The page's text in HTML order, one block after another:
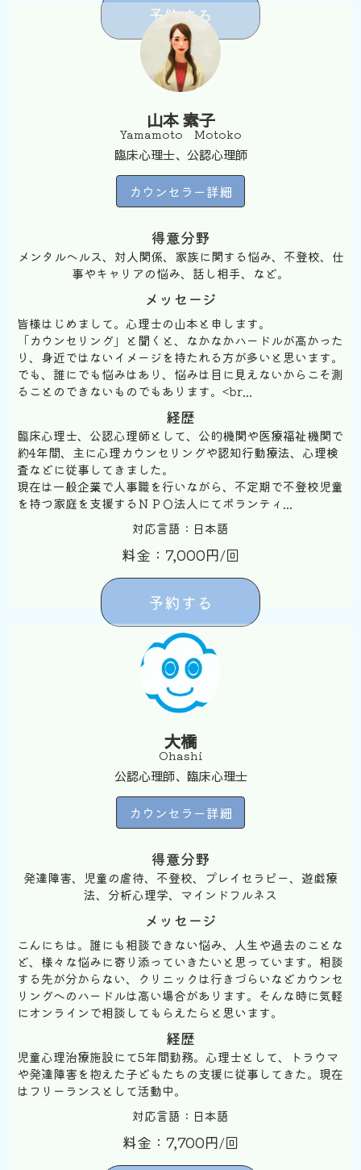
予約する
山本 素子
Yamamoto Motoko
臨床心理士、公認心理師
カウンセラー詳細
得意分野
メンタルヘルス、対人関係、家族に関する悩み、不登校、仕
事やキャリアの悩み、話し相手、など。
メッセージ
皆様はじめまして。心理士の山本と申します。
「カウンセリング」と聞くと、なかなかハードルが高かった
り、身近ではないイメージを持たれる方が多いと思います。
でも、誰にでも悩みはあり、悩みは目に見えないからこそ測
ることのできないものでもあります。<br...
経歴
臨床心理士、公認心理師として、公的機関や医療福祉機関で
約4年間、主に心理カウンセリングや認知行動療法、心理検
査などに従事してきました。
現在は一般企業で人事職を行いながら、不定期で不登校児童
を持つ家庭を支援するＮＰＯ法人にてボランティ...
対応言語：日本語
料金：7,000円/回
予約する
大橋
Ohashi
公認心理師、臨床心理士
カウンセラー詳細
得意分野
発達障害、児童の虐待、不登校、プレイセラピー、遊戯療
法、分析心理学、マインドフルネス
メッセージ
こんにちは。誰にも相談できない悩み、人生や過去のことな
ど、様々な悩みに寄り添っていきたいと思っています。相談
する先が分からない、クリニックは行きづらいなどカウンセ
リングへのハードルは高い場合があります。そんな時に気軽
にオンラインで相談してもらえたらと思います。
経歴
児童心理治療施設にて5年間勤務。心理士として、トラウマ
や発達障害を抱えた子どもたちの支援に従事してきた。現在
はフリーランスとして活動中。
対応言語：日本語
料金：7,700円/回